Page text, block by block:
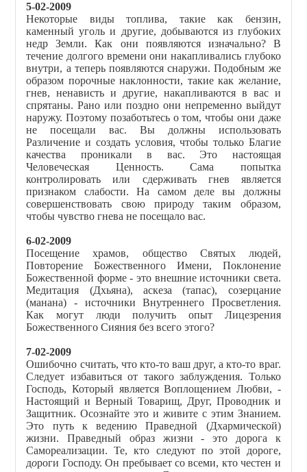
5-02-2009
Некоторые виды топлива, такие как бензин,
каменный уголь и другие, добываются из глубоких
недр Земли. Как они появляются изначально? В
течение долгого времени они накапливались глубоко
внутри, а теперь появляются снаружи. Подобным же
образом порочные наклонности, такие как желание,
гнев, ненависть и другие, накапливаются в вас и
спрятаны. Рано или поздно они непременно выйдут
наружу. Поэтому позаботьтесь о том, чтобы они даже
не посещали вас. Вы должны использовать
Различение и создать условия, чтобы только Благие
качества проникали в вас. Это настоящая
Человеческая Ценность. Сама попытка
контролировать или сдерживать гнев является
признаком слабости. На самом деле вы должны
совершенствовать свою природу таким образом,
чтобы чувство гнева не посещало вас.
6-02-2009
Посещение храмов, общество Святых людей,
Повторение Божественного Имени, Поклонение
Божественной форме - это внешние источники света.
Медитация (Дхьяна), аскеза (тапас), созерцание
(манана) - источники Внутреннего Просветления.
Как могут люди получить опыт Лицезрения
Божественного Сияния без всего этого?
7-02-2009
Ошибочно считать, что кто-то ваш друг, а кто-то враг.
Следует избавиться от такого заблуждения. Только
Господь, Который является Воплощением Любви, -
Настоящий и Верный Товарищ, Друг, Проводник и
Защитник. Осознайте это и живите с этим Знанием.
Это путь к ведению Праведной (Дхармической)
жизни. Праведный образ жизни - это дорога к
Самореализации. Те, кто следуют по этой дороге,
дороги Господу. Он пребывает со всеми, кто честен и